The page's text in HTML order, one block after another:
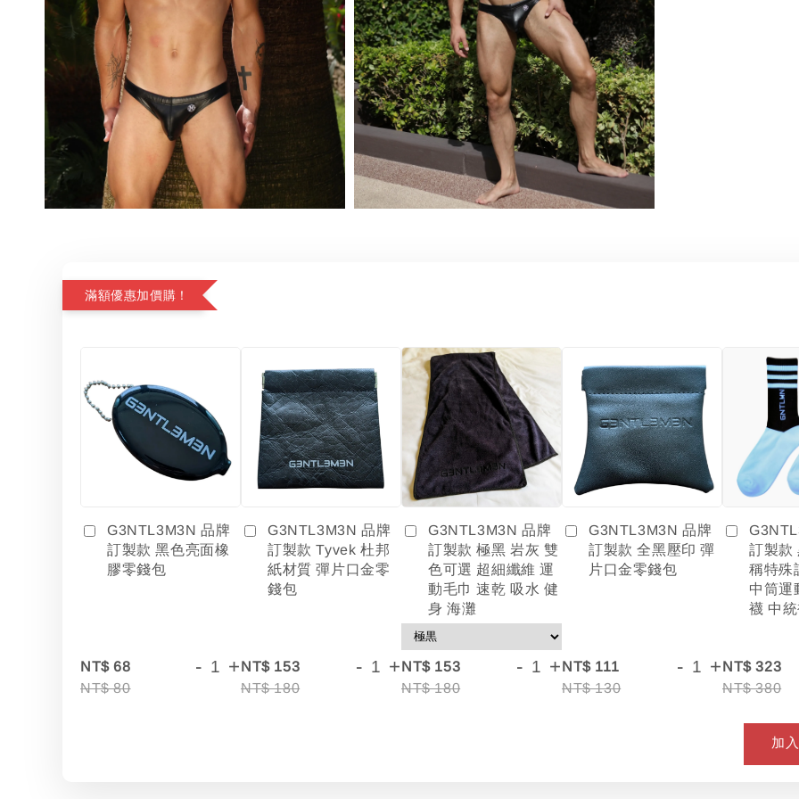
滿額優惠加價購！
G3NTL3M3N 品牌
訂製款 黑色亮面橡
膠零錢包
NT$ 68
NT$ 80
- +
G3NTL3M3N 品牌
訂製款 Tyvek 杜邦
紙材質 彈片口金零
錢包
NT$ 153
NT$ 180
- +
G3NTL3M3N 品牌
訂製款 極黑 岩灰 雙
色可選 超細纖維 運
動毛巾 速乾 吸水 健
身 海灘
NT$ 153
NT$ 180
- +
G3NTL3M3N 品牌
訂製款 全黑壓印 彈
片口金零錢包
NT$ 111
NT$ 130
- +
訂製款
稱特殊
中筒運
襪 中
NT$ 323
NT$ 380
加